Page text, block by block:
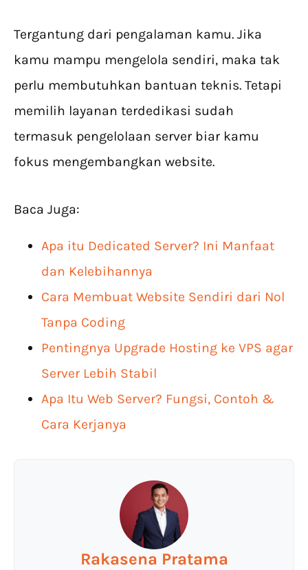
Tergantung dari pengalaman kamu. Jika
kamu mampu mengelola sendiri, maka tak
perlu membutuhkan bantuan teknis. Tetapi
memilih layanan terdedikasi sudah
termasuk pengelolaan server biar kamu
fokus mengembangkan website.
Baca Juga:
Apa itu Dedicated Server? Ini Manfaat
dan Kelebihannya
Cara Membuat Website Sendiri dari Nol
Tanpa Coding
Pentingnya Upgrade Hosting ke VPS agar
Server Lebih Stabil
Apa Itu Web Server? Fungsi, Contoh &
Cara Kerjanya
Rakasena Pratama